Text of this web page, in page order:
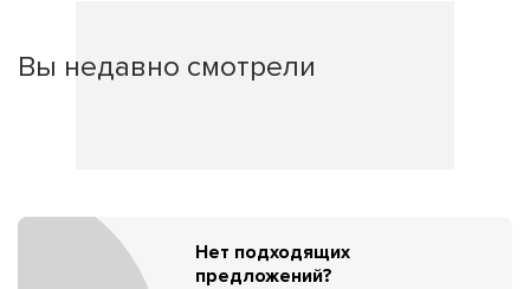
Вы недавно смотрели
Нет подходящих
предложений?